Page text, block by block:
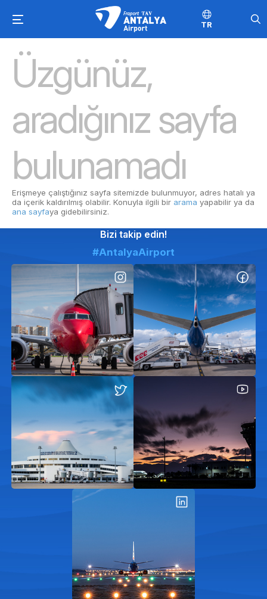
TR
Üzgünüz,
aradığınız sayfa
bulunamadı
Erişmeye çalıştığınız sayfa sitemizde bulunmuyor, adres hatalı ya
da içerik kaldırılmış olabilir. Konuyla ilgili bir arama yapabilir ya da
ana sayfaya gidebilirsiniz.
Bizi takip edin!
#AntalyaAirport